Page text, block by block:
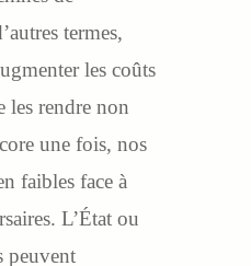
termes,
les coûts
les rendre non
une fois, nos
faibles face à
L’État ou
peuvent